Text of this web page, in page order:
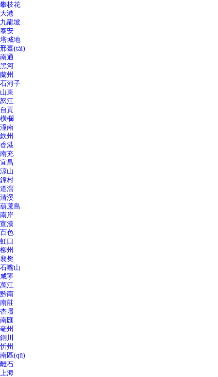
攀枝花
大港
九龍坡
泰安
塔城地
邢臺(tái)
南通
黑河
蘭州
石河子
山東
怒江
自貢
橫欄
潼南
欽州
香港
南充
宜昌
涼山
鐘村
道滘
清溪
葫蘆島
南岸
宣漢
百色
虹口
柳州
襄樊
石嘴山
咸寧
萬江
黔南
南莊
杏壇
南匯
亳州
銅川
忻州
南區(qū)
離石
上海